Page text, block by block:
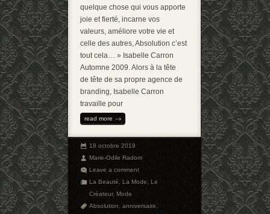
quelque chose qui vous apporte
joie et fierté, incarne vos
valeurs, améliore votre vie et
celle des autres, Absolution c’est
tout cela… » Isabelle Carron
Automne 2009. Alors à la tête
de tête de sa propre agence de
branding, Isabelle Carron
travaille pour
read more
18 octobre 2019
Marie-Odile Radom
Leave a comment
La Beauté,La Mode,Le
Créateur,Mode
Absolution,anniversaire,